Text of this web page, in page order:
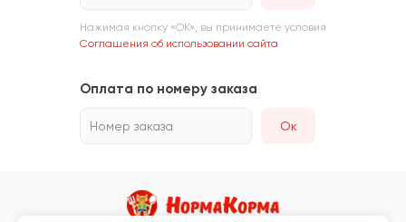
Нажимая кнопку «ОК», вы принимаете условия
Соглашения об использовании сайта
Оплата по номеру заказа
Номер заказа Ок